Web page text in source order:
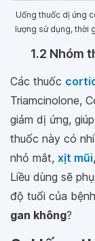
Uống thuốc dị ứng
lượng sử dụng, thời
1.2 Nhóm
Các thuốc
Triamcinolone,
giảm dị ứng,
thuốc này có
nhỏ mắt, xịt mũi
Liều dùng sẽ
độ tuổi của
gan không?